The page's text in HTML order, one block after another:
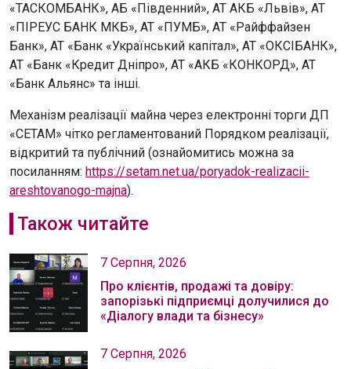
«ТАСКОМБАНК», АБ «Південний», АТ АКБ «Львів», АТ
«ПІРЕУС БАНК МКБ», АТ «ПУМБ», АТ «Райффайзен
Банк», АТ «Банк «Український капітал», АТ «ОКСІБАНК»,
АТ «Банк «Кредит Дніпро», АТ «АКБ «КОНКОРД», АТ
«Банк Альянс» та інші.
Механізм реалізації майна через електронні торги ДП
«СЕТАМ» чітко регламентований Порядком реалізації,
відкритий та публічний (ознайомитись можна за
посиланням: https://setam.net.ua/poryadok-realizacii-
areshtovanogo-majna).
Також читайте
7 Серпня, 2026
Про клієнтів, продажі та довіру:
запорізькі підприємці долучилися до
«Діалогу влади та бізнесу»
7 Серпня, 2026